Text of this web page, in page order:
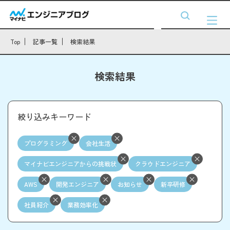
Top 記事一覧 検索結果
検索結果
絞り込みキーワード
プログラミング 会社生活
マイナビエンジニアからの挑戦状 クラウドエンジニア
AWS 開発エンジニア お知らせ 新卒研修
社員紹介 業務効率化